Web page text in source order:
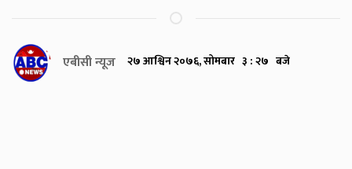
एबीसी न्यूज २७ आश्विन २०७६, सोमबार ३ : २७ बजे